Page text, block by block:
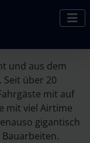
und aus dem
Seit über 20
mit auf
mit viel Airtime
gigantisch